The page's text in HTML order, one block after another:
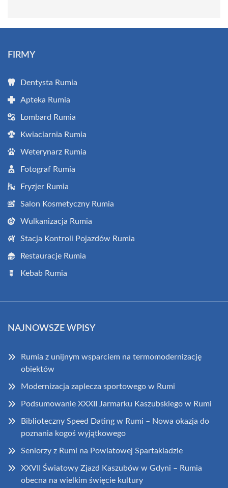
FIRMY
Dentysta Rumia
Apteka Rumia
Lombard Rumia
Kwiaciarnia Rumia
Weterynarz Rumia
Fotograf Rumia
Fryzjer Rumia
Salon Kosmetyczny Rumia
Wulkanizacja Rumia
Stacja Kontroli Pojazdów Rumia
Restauracje Rumia
Kebab Rumia
NAJNOWSZE WPISY
Rumia z unijnym wsparciem na termomodernizację
obiektów
Modernizacja zaplecza sportowego w Rumi
Podsumowanie XXXII Jarmarku Kaszubskiego w Rumi
Biblioteczny Speed Dating w Rumi – Nowa okazja do
poznania kogoś wyjątkowego
Seniorzy z Rumi na Powiatowej Spartakiadzie
XXVII Światowy Zjazd Kaszubów w Gdyni – Rumia
obecna na wielkim święcie kultury